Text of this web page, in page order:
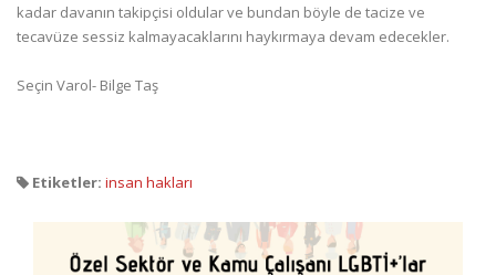
kadar davanın takipçisi oldular ve bundan böyle de tacize ve
tecavüze sessiz kalmayacaklarını haykırmaya devam edecekler.
Seçin Varol- Bilge Taş
Etiketler: insan hakları